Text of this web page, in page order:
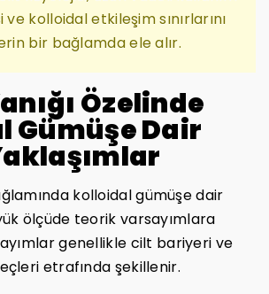
ve kolloidal etkileşim sınırlarını
bir bağlamda ele alır.
Özelinde
Gümüşe Dair
kolloidal gümüşe dair
ölçüde teorik varsayımlara
genellikle cilt bariyeri ve
etrafında şekillenir.